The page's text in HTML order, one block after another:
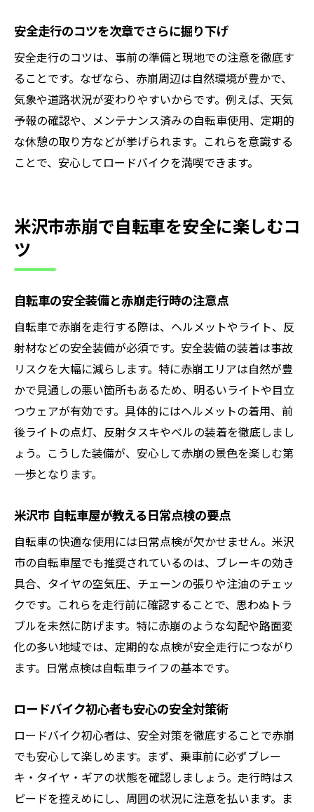
安全走行のコツを次章でさらに掘り下げ
安全走行のコツは、事前の準備と現地での注意を徹底す
ることです。なぜなら、赤崩周辺は自然環境が豊かで、
気象や道路状況が変わりやすいからです。例えば、天気
予報の確認や、メンテナンス済みの自転車使用、定期的
な休憩の取り方などが挙げられます。これらを意識する
ことで、安心してロードバイクを満喫できます。
米沢市赤崩で自転車を安全に楽しむコ
ツ
自転車の安全装備と赤崩走行時の注意点
自転車で赤崩を走行する際は、ヘルメットやライト、反
射材などの安全装備が必須です。安全装備の装着は事故
リスクを大幅に減らします。特に赤崩エリアは自然が豊
かで見通しの悪い箇所もあるため、明るいライトや目立
つウェアが有効です。具体的にはヘルメットの着用、前
後ライトの点灯、反射タスキやベルの装着を徹底しまし
ょう。こうした装備が、安心して赤崩の景色を楽しむ第
一歩となります。
米沢市 自転車屋が教える日常点検の要点
自転車の快適な使用には日常点検が欠かせません。米沢
市の自転車屋でも推奨されているのは、ブレーキの効き
具合、タイヤの空気圧、チェーンの張りや注油のチェッ
クです。これらを走行前に確認することで、思わぬトラ
ブルを未然に防げます。特に赤崩のような勾配や路面変
化の多い地域では、定期的な点検が安全走行につながり
ます。日常点検は自転車ライフの基本です。
ロードバイク初心者も安心の安全対策術
ロードバイク初心者は、安全対策を徹底することで赤崩
でも安心して楽しめます。まず、乗車前に必ずブレー
キ・タイヤ・ギアの状態を確認しましょう。走行時はス
ピードを控えめにし、周囲の状況に注意を払います。ま